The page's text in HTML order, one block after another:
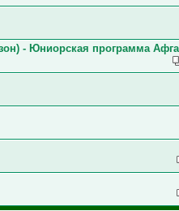
- Юниорская программа